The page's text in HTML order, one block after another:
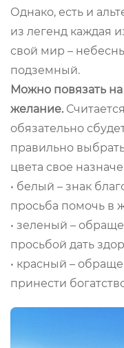
Однако, есть и
из легенд каждая
свой мир –
подземный.
Можно повязать на
желание.
обязательно
правильно выбрать
цвета свое
• белый – знак
просьба помочь в
• зеленый –
просьбой дать
• красный –
принести